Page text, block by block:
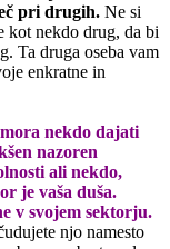
pri drugih. Ne si
kot nekdo drug, da bi
Ta druga oseba vam
enkratne in
nekdo dajati
nazoren
ali nekdo,
je vaša duša.
v svojem sektorju.
njo namesto